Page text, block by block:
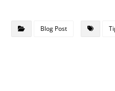
Blog Post